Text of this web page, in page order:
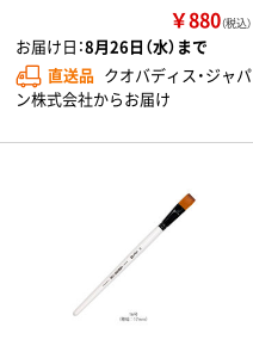
￥880（税込）
お届け日：8月26日（水）まで
直送品 クオバディス・ジャパ
ン株式会社からお届け